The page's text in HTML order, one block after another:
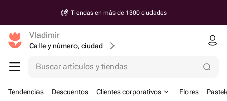
Tiendas en más de 1300 ciudades
Vladímir
Calle y número, ciudad
Buscar artículos y tiendas
Tendencias Descuentos Clientes corporativos Flores